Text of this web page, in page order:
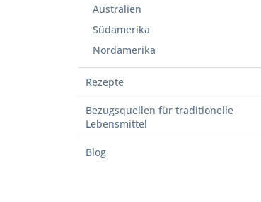
Australien
Südamerika
Nordamerika
Rezepte
Bezugsquellen für traditionelle
Lebensmittel
Blog